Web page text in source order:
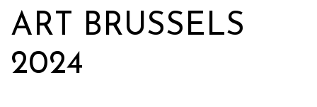
ART BRUSSELS
2024